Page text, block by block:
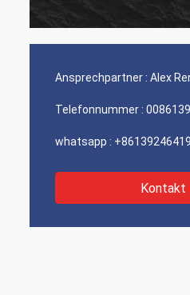
Firma besonders der
Ansprechpartner : Alex
Telefonnummer :
whatsapp :
Kontakt